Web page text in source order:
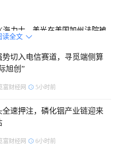
海力士、美光在美国加州法院被
、3家电脑零售小微企业于6月
案号3:26-cv-06345，由曾打赢
Dunne律所全权代理，核心
读全文 
势切入电信赛道，寻觅端侧算
旭创”
富财经网 5小时前
全速押注，磷化铟产业链迎来
富财经网 6小时前